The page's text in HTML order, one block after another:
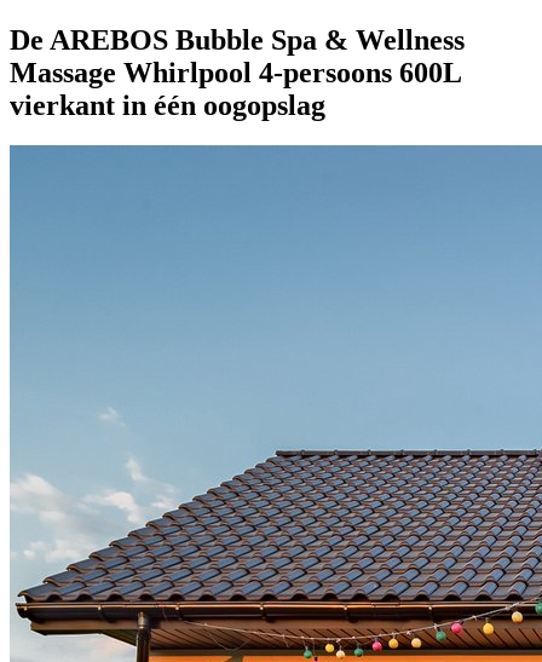
De AREBOS Bubble Spa & Wellness
Massage Whirlpool 4-persoons 600L
vierkant in één oogopslag